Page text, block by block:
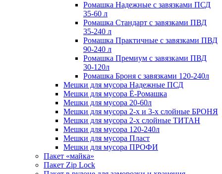
Ромашка Надежные с завязками ПСД
35-60 л
Ромашка Стандарт с завязками ПВД
35-240 л
Ромашка Практичные с завязками ПВД
90-240 л
Ромашка Премиум с завязками ПВД
30-120л
Ромашка Броня с завязками 120-240л
Мешки для мусора Надежные ПСД
Мешки для мусора Ё-Ромашка
Мешки для мусора 20-60л
Мешки для мусора 2-х и 3-х слойные БРОНЯ
Мешки для мусора 2-х слойные ТИТАН
Мешки для мусора 120-240л
Мешки для мусора Пласт
Мешки для мусора ПРОФИ
Пакет «майка»
Пакет Zip Lock